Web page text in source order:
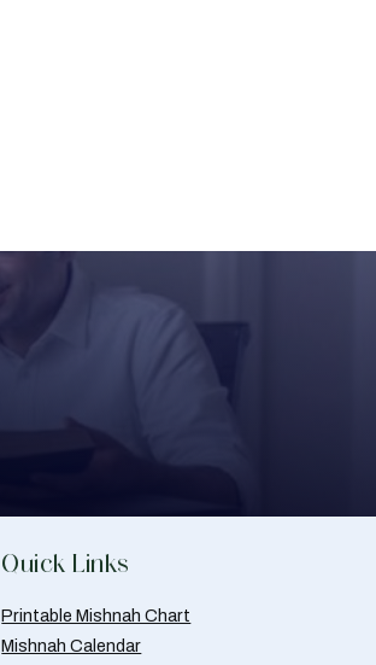
Quick Links
Printable Mishnah Chart
Mishnah Calendar